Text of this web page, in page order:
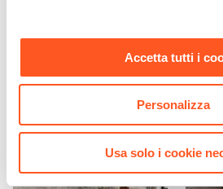
momento. Per maggiori
Accetta tutti i
Personalizza
Usa solo i cookie
No
Sezione Gambe
€